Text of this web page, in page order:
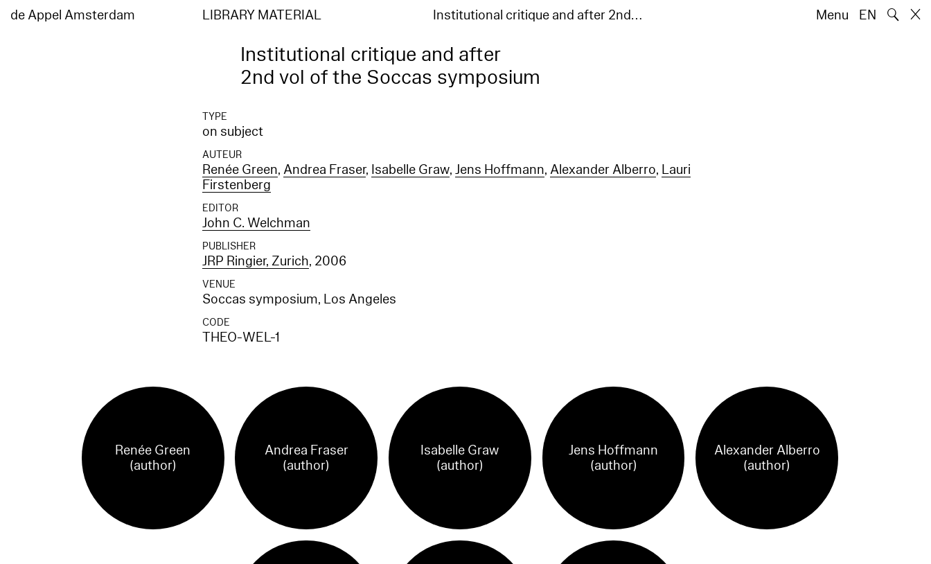
de Appel Amsterdam LIBRARY MATERIAL Institutional critique and after 2nd… Menu EN 🔍
Institutional critique and after
2nd vol of the Soccas symposium
TYPE
on subject
AUTEUR
Renée Green,Andrea Fraser, Isabelle Graw,Jens Hoffmann,Alexander Alberro, Lauri
Firstenberg
EDITOR
John C. Welchman
PUBLISHER
JRP Ringier, Zurich, 2006
VENUE
Soccas symposium, Los Angeles
CODE
THEO-WEL-1
Renée Green
(author)
Andrea Fraser
(author)
Isabelle Graw
(author)
Jens Hoffmann
(author)
Alexander Alberro
(author)